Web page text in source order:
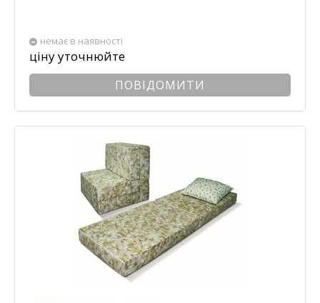
немає в наявності
ціну уточнюйте
ПОВІДОМИТИ